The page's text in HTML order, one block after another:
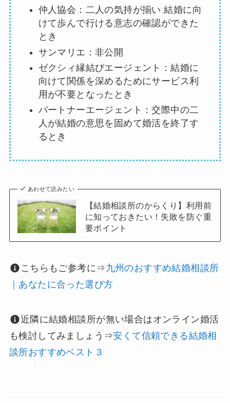
仲人協会：二人の気持が揃い 結婚に向
けて歩んで行ける意志の確認ができた
とき
サンマリエ：非公開
ゼクシィ縁結びエージェント：結婚に
向けて関係を深めるためにサービス利
用が不要となったとき
パートナーエージェント：交際中の二
人が結婚の意思を固めて婚活を終了す
るとき
あわせて読みたい
【結婚相談所のからくり】利用前
に知っておきたい！失敗を防ぐ重
要ポイント
こちらもご参考に⇒九州のおすすめ結婚相談所
｜あなたに合った選び方
近隣に結婚相談所が無い場合はオンライン婚活
も検討してみましょう⇒安くて信頼できる結婚相
談所おすすめベスト３